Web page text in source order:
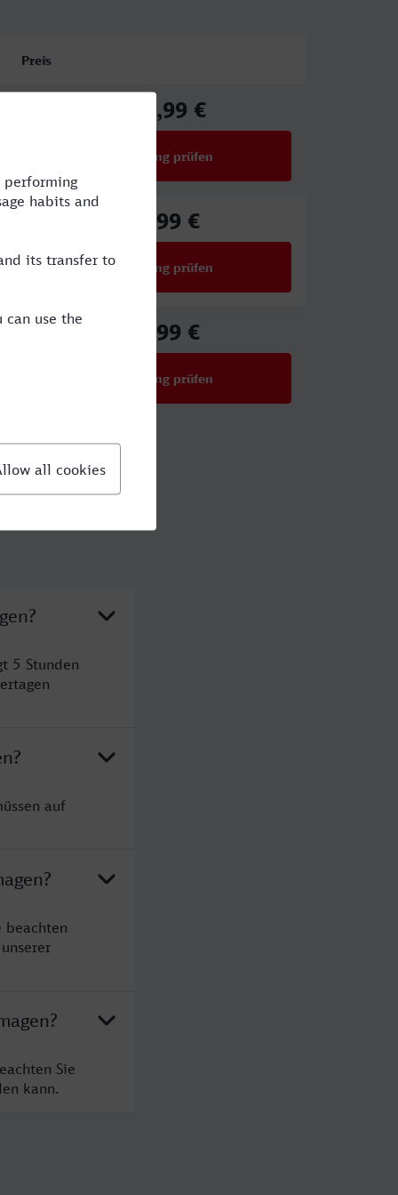
Preis
112,99 €
Verbindung prüfen
61,99 €
Verbindung prüfen
88,99 €
Verbindung prüfen
5 Stunden
auf
beachten
Sie
kann.